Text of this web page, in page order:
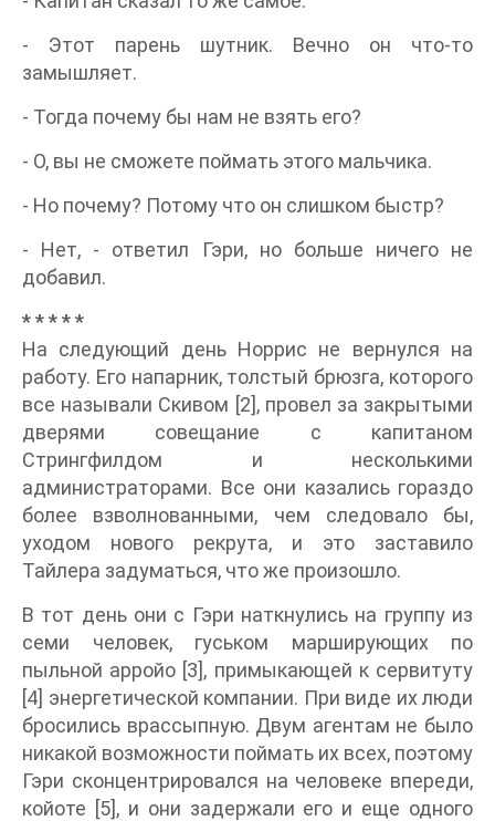
- Этот парень шутник. Вечно он что-то
замышляет.
- Тогда почему бы нам не взять его?
- О, вы не сможете поймать этого мальчика.
- Но почему? Потому что он слишком быстр?
- Нет, - ответил Гэри, но больше ничего не
добавил.
* * * * *
На следующий день Норрис не вернулся на
работу. Его напарник, толстый брюзга, которого
все называли Скивом [2], провел за закрытыми
дверями совещание с капитаном
Стрингфилдом и несколькими
администраторами. Все они казались гораздо
более взволнованными, чем следовало бы,
уходом нового рекрута, и это заставило
Тайлера задуматься, что же произошло.
В тот день они с Гэри наткнулись на группу из
семи человек, гуськом марширующих по
пыльной арройо [3], примыкающей к сервитуту
[4] энергетической компании. При виде их люди
бросились врассыпную. Двум агентам не было
никакой возможности поймать их всех, поэтому
Гэри сконцентрировался на человеке впереди,
койоте [5], и они задержали его и еще одного